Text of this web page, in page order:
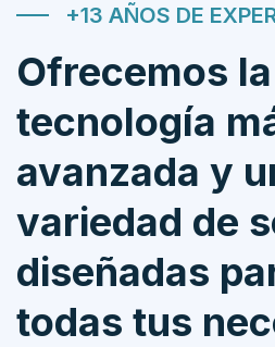
+13 AÑOS DE
Ofrecemos la
tecnología
avanzada y
variedad de
diseñadas
todas tus